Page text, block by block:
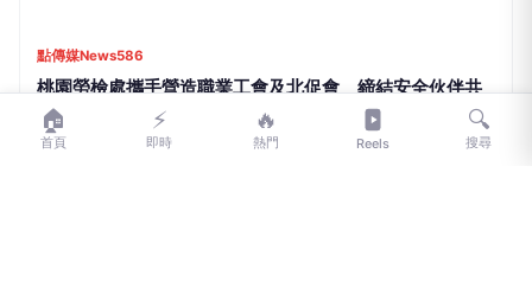
8位百歲人瑞收到了！萌娃手作卡片暖心送祝福
35分鐘前
🏠
首頁
⚡
即時
🔥
熱門 Reels
🔍
搜尋